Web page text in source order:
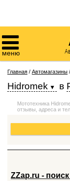

меню
Главная / Автомагазины /
Hidromek в
Мототехника
отзывы, адреса и
ZZap.ru -